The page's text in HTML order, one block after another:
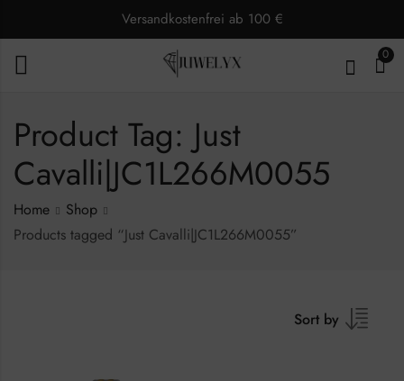
Versandkostenfrei ab 100 €
0
Product Tag: Just
Cavalli|JC1L266M0055
Home
Shop
Products tagged “Just Cavalli|JC1L266M0055”
Sort by